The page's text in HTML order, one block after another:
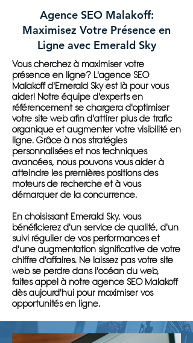
Agence SEO Malakoff:
Maximisez Votre Présence en
Ligne avec Emerald Sky
Vous cherchez à maximiser votre
présence en ligne? L'agence SEO
Malakoff d'Emerald Sky est là pour vous
aider! Notre équipe d'experts en
référencement se chargera d'optimiser
votre site web afin d'attirer plus de trafic
organique et augmenter votre visibilité en
ligne. Grâce à nos stratégies
personnalisées et nos techniques
avancées, nous pouvons vous aider à
atteindre les premières positions des
moteurs de recherche et à vous
démarquer de la concurrence.
En choisissant Emerald Sky, vous
bénéficierez d'un service de qualité, d'un
suivi régulier de vos performances et
d'une augmentation significative de votre
chiffre d'affaires. Ne laissez pas votre site
web se perdre dans l'océan du web,
faites appel à notre agence SEO Malakoff
dès aujourd'hui pour maximiser vos
opportunités en ligne.